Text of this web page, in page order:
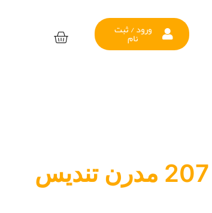
ورود / ثبت
نام
لنت ترمز عقب پژو 207 مدرن تندیس